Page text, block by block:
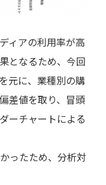
ィアの利用率が高
となるため、今回
元に、業種別の購
差値を取り、冒頭
ーチャートによる
ったため、分析対